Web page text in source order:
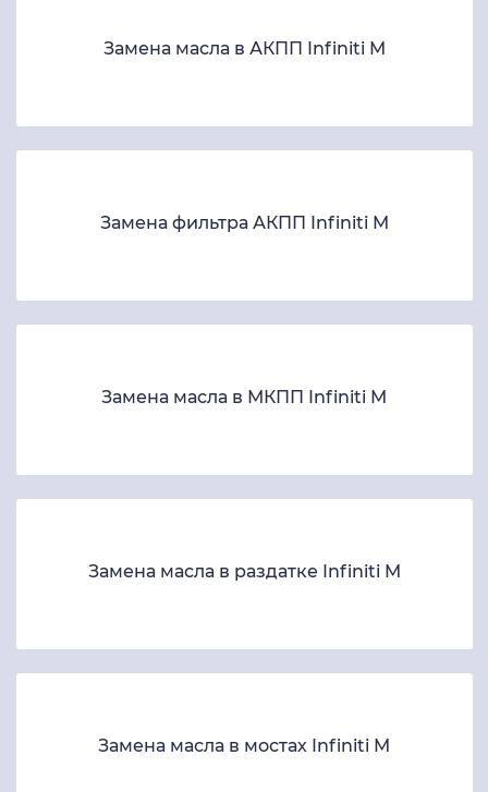
Замена масла в АКПП Infiniti M
Замена фильтра АКПП Infiniti M
Замена масла в МКПП Infiniti M
Замена масла в раздатке Infiniti M
Замена масла в мостах Infiniti M